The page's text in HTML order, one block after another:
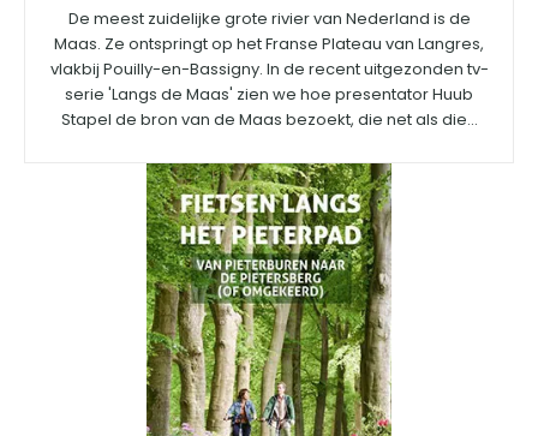
De meest zuidelijke grote rivier van Nederland is de
Maas. Ze ontspringt op het Franse Plateau van Langres,
vlakbij Pouilly-en-Bassigny. In de recent uitgezonden tv-
serie 'Langs de Maas' zien we hoe presentator Huub
Stapel de bron van de Maas bezoekt, die net als die...